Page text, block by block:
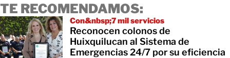
TE RECOMENDAMOS:
Con&nbsp;7 mil servicios
Reconocen colonos de
Huixquilucan al Sistema de
Emergencias 24/7 por su eficiencia